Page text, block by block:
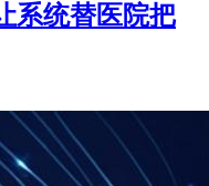
系统替医院把